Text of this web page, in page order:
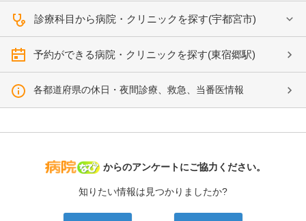
診療科目から病院・クリニックを探す(宇都宮市)
予約ができる病院・クリニックを探す(東宿郷駅)
各都道府県の休日・夜間診療、救急、当番医情報
病院なび
からのアンケートにご協力ください。
知りたい情報は見つかりましたか?